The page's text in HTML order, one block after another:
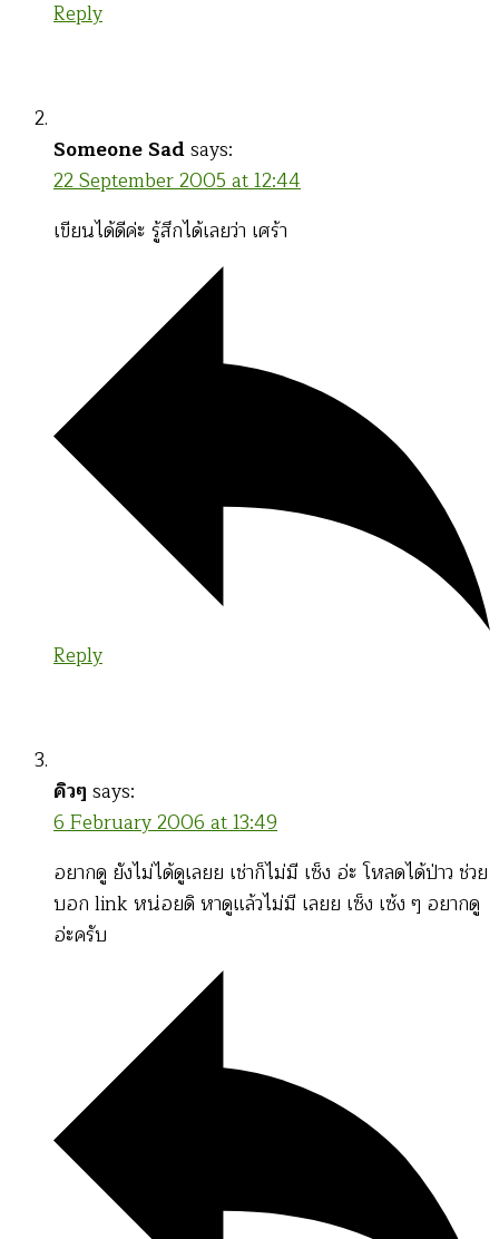
Reply
Someone Sadsays:
22 September 2005 at 12:44
เขียนได้ดีค่ะ รู้สึกได้เลยว่า เศร้า
Reply
คิวๆ says:
6 February 2006 at 13:49
อยากดู ยังไม่ได้ดูเลยย เช่าก็ไม่มี เซ็ง อ่ะ โหลดได้ป่าว ช่วย
บอก link หน่อยดิ หาดูแล้วไม่มี เลยย เซ็ง เซ้ง ๆ อยากดู
อ่ะครับ